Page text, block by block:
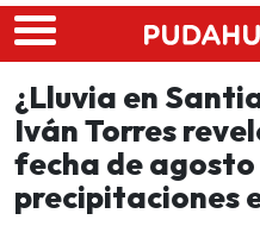
Skip to main content
¿Lluvia en
Iván Torres
fecha de
precipitaciones